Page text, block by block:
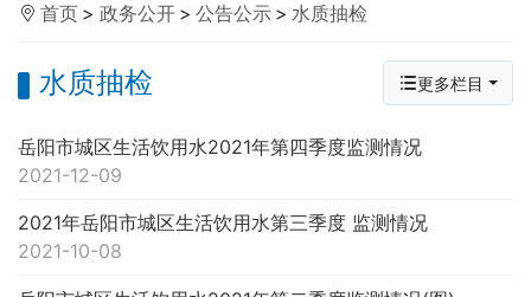
首页 > 政务公开 > 公告公示 > 水质抽检
水质抽检 更多栏目
岳阳市城区生活饮用水2021年第四季度监测情况
2021-12-09
2021年岳阳市城区生活饮用水第三季度 监测情况
2021-10-08